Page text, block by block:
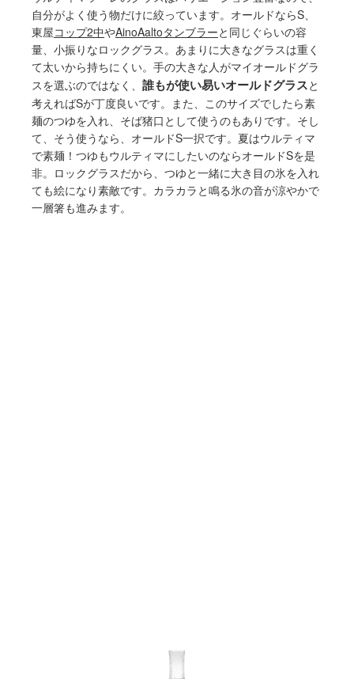
自分がよく使う物だけに絞っています。オールドならS、
東屋コップ2中やAinoAaltoタンブラーと同じぐらいの容
量、小振りなロックグラス。あまりに大きなグラスは重く
て太いから持ちにくい。手の大きな人がマイオールドグラ
スを選ぶのではなく、 誰もが使い易いオールドグラスと
考えればSが丁度良いです。また、このサイズでしたら素
麺のつゆを入れ、そば猪口として使うのもありです。そし
て、そう使うなら、オールドS一択です。夏はウルティマ
で素麺！つゆもウルティマにしたいのならオールドSを是
非。ロックグラスだから、つゆと一緒に大き目の氷を入れ
ても絵になり素敵です。カラカラと鳴る氷の音が涼やかで
一層箸も進みます。